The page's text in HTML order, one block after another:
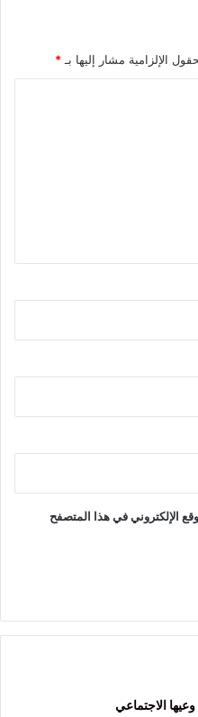
الإلزامية مشار إليها بـ*
الإلكتروني في هذا المتصفح
الاجتماعي